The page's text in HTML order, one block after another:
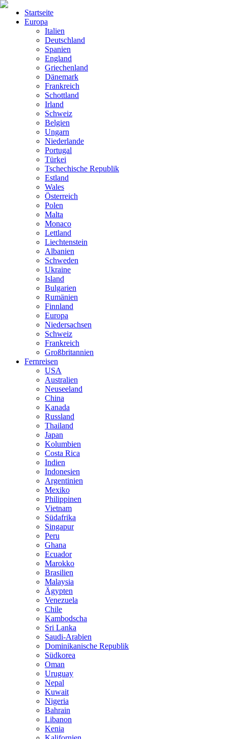
Startseite
Europa
Italien
Deutschland
Spanien
England
Griechenland
Dänemark
Frankreich
Schottland
Irland
Schweiz
Belgien
Ungarn
Niederlande
Portugal
Türkei
Tschechische Republik
Estland
Wales
Österreich
Polen
Malta
Monaco
Lettland
Liechtenstein
Albanien
Schweden
Ukraine
Island
Bulgarien
Rumänien
Finnland
Europa
Niedersachsen
Schweiz
Frankreich
Großbritannien
Fernreisen
USA
Australien
Neuseeland
China
Kanada
Russland
Thailand
Japan
Kolumbien
Costa Rica
Indien
Indonesien
Argentinien
Mexiko
Philippinen
Vietnam
Südafrika
Singapur
Peru
Ghana
Ecuador
Marokko
Brasilien
Malaysia
Ägypten
Venezuela
Chile
Kambodscha
Sri Lanka
Saudi-Arabien
Dominikanische Republik
Südkorea
Oman
Uruguay
Nepal
Kuwait
Nigeria
Bahrain
Libanon
Kenia